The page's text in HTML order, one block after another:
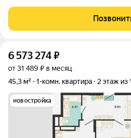
бурлящем жизнью городе. Рядом
«Елочки». В непосредственной
6 573 274₽
от 31 489 ₽ в месяц
45,3 м²
1-комн. квартира 2 этаж из
новостройка